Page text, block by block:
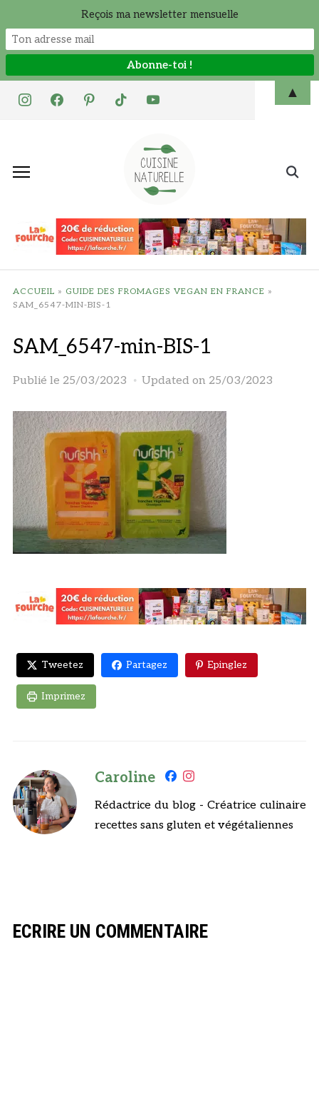
instagramfacebookpinteresttiktok youtube
Search
ACCUEIL » GUIDE DES FROMAGES VEGAN EN FRANCE »
SAM_6547-MIN-BIS-1
SAM_6547-min-BIS-1
Publié le 25/03/2023 Updated on 25/03/2023
Tweetez Partagez Epinglez
Imprimez
Caroline
Rédactrice du blog - Créatrice culinaire
recettes sans gluten et végétaliennes
ECRIRE UN COMMENTAIRE
Reçois ma newsletter mensuelle
▲